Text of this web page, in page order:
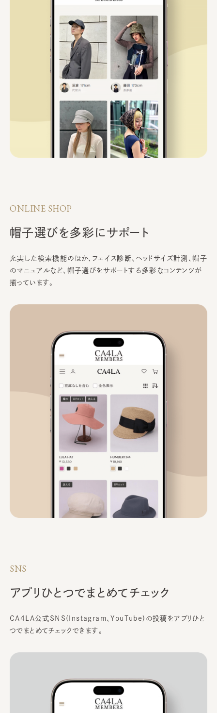
ONLINE SHOP
帽子選びを多彩にサポート
充実した検索機能のほか、 フェイス診断、ヘッドサイズ計測、帽子
のマニュアルなど、 帽子選びをサポートする多彩なコンテンツが
揃っています。
SNS
アプリひとつでまとめてチェック
CA4LA公式SNS(Instagram、YouTube)の投稿をアプリひと
つでまとめてチェックできます。